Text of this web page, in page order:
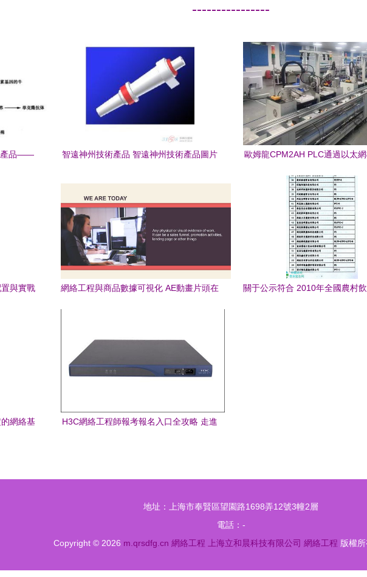
----------------
產品——
智遠神州技術產品 智遠神州技術產品圖片
歐姆龍CPM2AH PLC通過以太
與實戰
網絡工程與商品數據可視化 AE動畫片頭在
關于公示符合 2010年全國農村
網絡基
H3C網絡工程師報考報名入口全攻略 走進
地址：上海市奉賢區望園路1698弄12號3幢2層
電話：-
Copyright © 2026 m.qrsdfg.cn 網絡工程 上海立和晨科技有限公司 網絡工程 版權